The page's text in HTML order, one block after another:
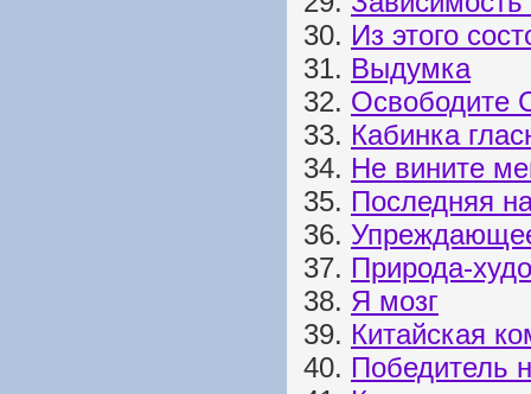
30. Из этого
31. Выдумка
32. Освободите
33. Кабинка
34. Не вините
35. Последняя
36.
37. Природа-
38. Я мозг
39. Китайская
40. Победитель